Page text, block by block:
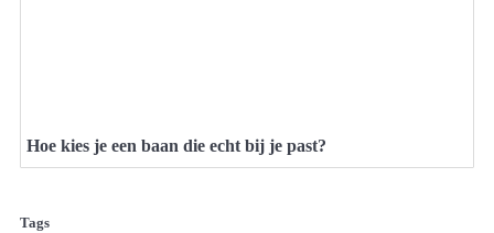
Hoe kies je een baan die echt bij je past?
Tags